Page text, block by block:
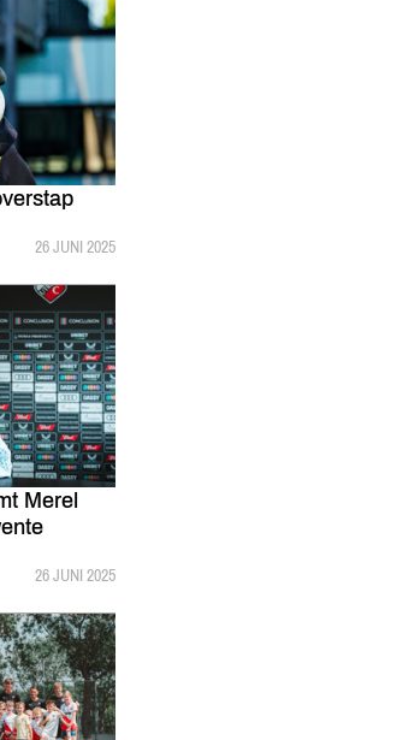
GEPUBLICEERD:
26 JUNI 2025
Merel
GEPUBLICEERD:
26 JUNI 2025